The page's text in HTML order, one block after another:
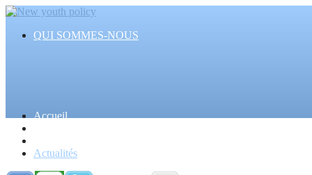
QUI SOMMES-NOUS
Accueil
Actualités